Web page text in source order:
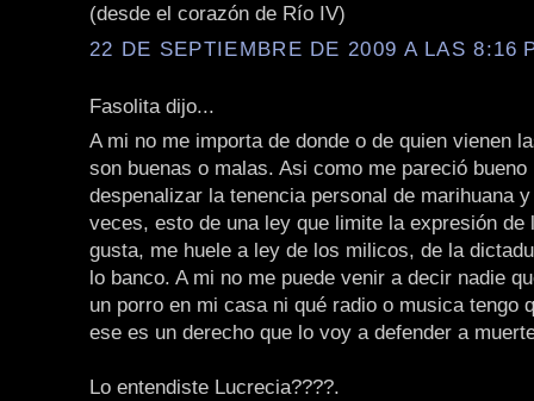
(desde el corazón de Río IV)
22 DE SEPTIEMBRE DE 2009 A LAS 8:16
Fasolita dijo...
A mi no me importa de donde o de quien vienen
son buenas o malas. Asi como me pareció bueno
despenalizar la tenencia personal de marihuana
veces, esto de una ley que limite la expresión de
gusta, me huele a ley de los milicos, de la
lo banco. A mi no me puede venir a decir nadie
un porro en mi casa ni qué radio o musica tengo
ese es un derecho que lo voy a defender a
Lo entendiste Lucrecia????.